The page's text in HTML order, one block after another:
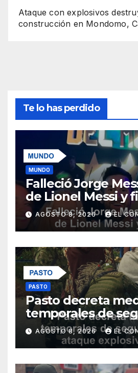
Ataque con explosivos
construcción en Mondomo,
Te lo has perdido
MUNDO
Falleció Jorge
de Lionel Messi y
en su carrera
AGOSTO 8, 2026 EL
PASTO
Pasto decreta
temporales de
ataque explosivo
Metropolitana
AGOSTO 8, 2026 EL